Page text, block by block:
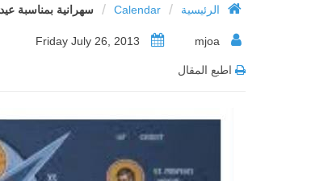
الرئيسية /
Calendar
/ سهرانية بمناسبة
اطبع المقال